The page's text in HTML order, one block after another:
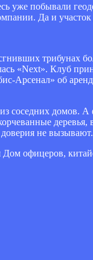
уже побывали
Да и
трибунах
«Next». Клуб
об
соседних домов.
не вызывают.
офицеров,